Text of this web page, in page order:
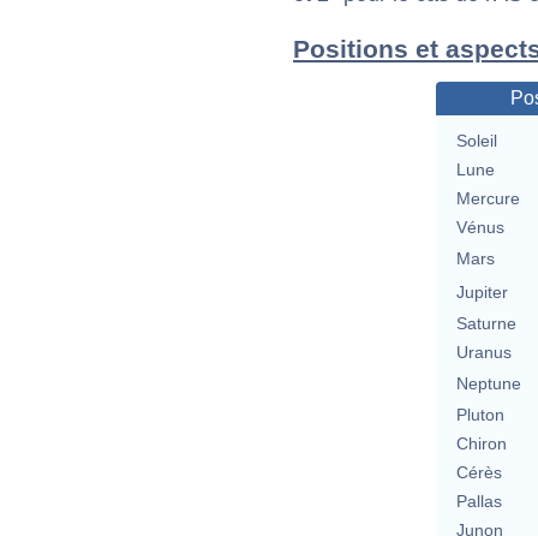
Positions et
Soleil
Lune
Mercure
Vénus
Mars
Jupiter
Saturne
Uranus
Neptune
Pluton
Chiron
Cérès
Pallas
Junon